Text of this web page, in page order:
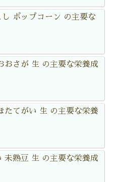
し ポップコーン の主要な
おさが 生 の主要な栄養成
たてがい 生 の主要な栄養
未熟豆 生 の主要な栄養成